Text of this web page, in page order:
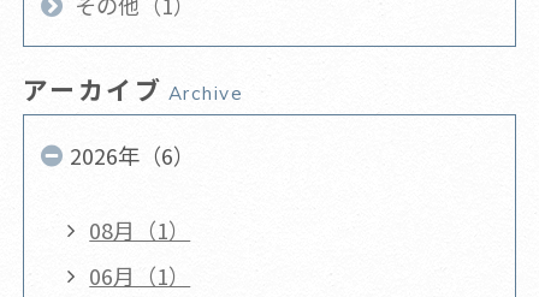
アーカイブ Archive
2026年（6）
08月（1）
06月（1）